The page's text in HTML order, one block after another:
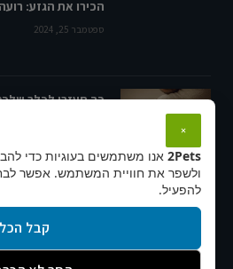
הכירו את הגזע:
ספטמבר 25, 2024
כך תעזרו לכלב
×
2Pets אנו משתמשים בעוגיות כדי
ולשפר את חוויית המשתמש. אפשר
להפעיל.
קבל הכל